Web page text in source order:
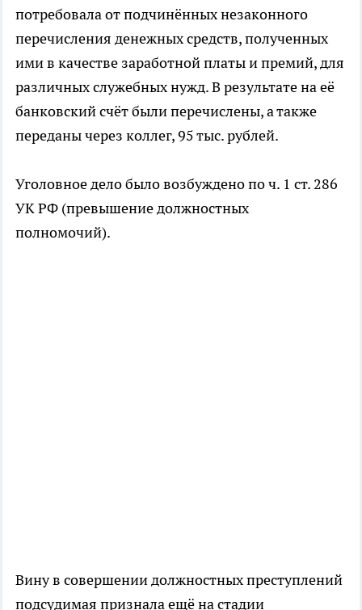
потребовала от подчинённых незаконного
перечисления денежных средств, полученных
ими в качестве заработной платы и премий, для
различных служебных нужд. В результате на её
банковский счёт были перечислены, а также
переданы через коллег, 95 тыс. рублей.
Уголовное дело было возбуждено по ч. 1 ст. 286
УК РФ (превышение должностных
полномочий).
Вину в совершении должностных преступлений
подсудимая признала ещё на стадии